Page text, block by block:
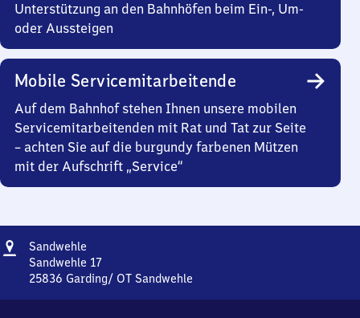
Unterstützung an den Bahnhöfen beim Ein-, Um-
oder Aussteigen
Mobile Servicemitarbeitende
Auf dem Bahnhof stehen Ihnen unsere mobilen
Servicemitarbeitenden mit Rat und Tat zur Seite
– achten Sie auf die burgundy farbenen Mützen
mit der Aufschrift „Service“
Adresse
Sandwehle
Sandwehle 17
25836 Garding/ OT Sandwehle